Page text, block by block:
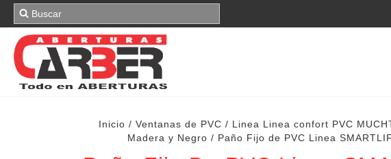
Inicio / Ventanas de PVC / Linea Linea confort PVC
Madera y Negro / Paño Fijo de PVC Linea